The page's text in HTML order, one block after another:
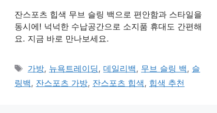
잔스포츠 힙색 무브 슬링 백으로 편안함과 스타일을
동시에! 넉넉한 수납공간으로 소지품 휴대도 간편해
요. 지금 바로 만나보세요.
태
그
가방, 뉴욕트레이딩 ,데일리백 , 무브 슬링 백 , 슬
링백 , 잔스포츠 가방, 잔스포츠 힙색 , 힙색 추천